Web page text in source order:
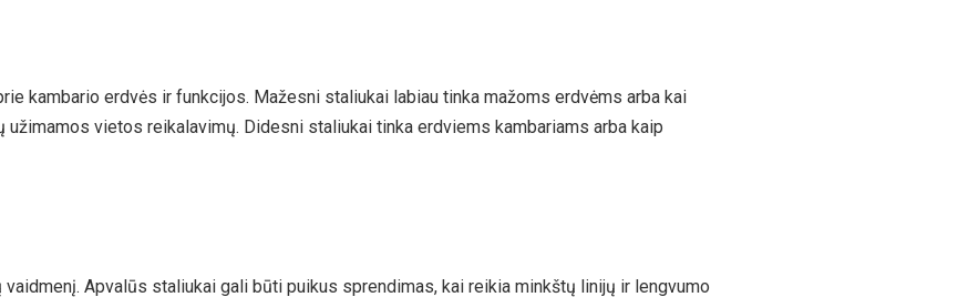
kambario erdvės ir funkcijos. Mažesni staliukai labiau tinka mažoms erdvėms arba kai
vietos reikalavimų. Didesni staliukai tinka erdviems kambariams arba kaip
Apvalūs staliukai gali būti puikus sprendimas, kai reikia minkštų linijų ir lengvumo